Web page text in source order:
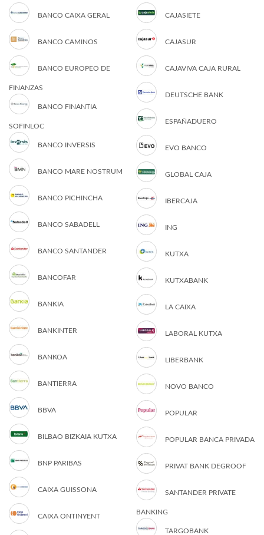
BANCO CAIXA GERAL
BANCO CAMINOS
BANCO EUROPEO DE
FINANZAS
BANCO FINANTIA
SOFINLOC
BANCO INVERSIS
BANCO MARE NOSTRUM
BANCO PICHINCHA
BANCO SABADELL
BANCO SANTANDER
BANCOFAR
BANKIA
BANKINTER
BANKOA
BANTIERRA
BBVA
BILBAO BIZKAIA KUTXA
BNP PARIBAS
CAIXA GUISSONA
CAIXA ONTINYENT
CAJASIETE
CAJASUR
CAJAVIVA CAJA RURAL
DEUTSCHE BANK
ESPAÑADUERO
EVO BANCO
GLOBAL CAJA
IBERCAJA
ING
KUTXA
KUTXABANK
LA CAIXA
LABORAL KUTXA
LIBERBANK
NOVO BANCO
POPULAR
POPULAR BANCA PRIVADA
PRIVAT BANK DEGROOF
SANTANDER PRIVATE
BANKING
TARGOBANK